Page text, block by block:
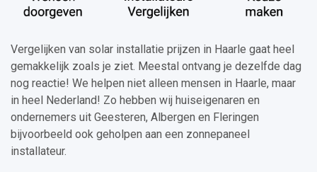
Vergelijken van solar installatie prijzen in Haarle gaat heel
gemakkelijk zoals je ziet. Meestal ontvang je dezelfde dag
nog reactie! We helpen niet alleen mensen in Haarle, maar
in heel Nederland! Zo hebben wij huiseigenaren en
ondernemers uit Geesteren, Albergen en Fleringen
bijvoorbeeld ook geholpen aan een zonnepaneel
installateur.